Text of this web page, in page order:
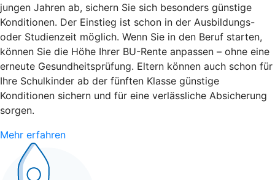
jungen Jahren ab, sichern Sie sich besonders günstige
Konditionen. Der Einstieg ist schon in der Ausbildungs-
oder Studienzeit möglich. Wenn Sie in den Beruf starten,
können Sie die Höhe Ihrer BU-Rente anpassen – ohne eine
erneute Gesundheitsprüfung. Eltern können auch schon für
Ihre Schulkinder ab der fünften Klasse günstige
Konditionen sichern und für eine verlässliche Absicherung
sorgen.
Mehr erfahren